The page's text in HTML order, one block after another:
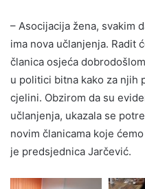
– Asocijacija žena, svakim
ima nova učlanjenja. Radit
članica osjeća
u politici bitna kako za njih
cjelini. Obzirom da su
učlanjenja, ukazala se
novim članicama koje
je predsjednica Jarčević.